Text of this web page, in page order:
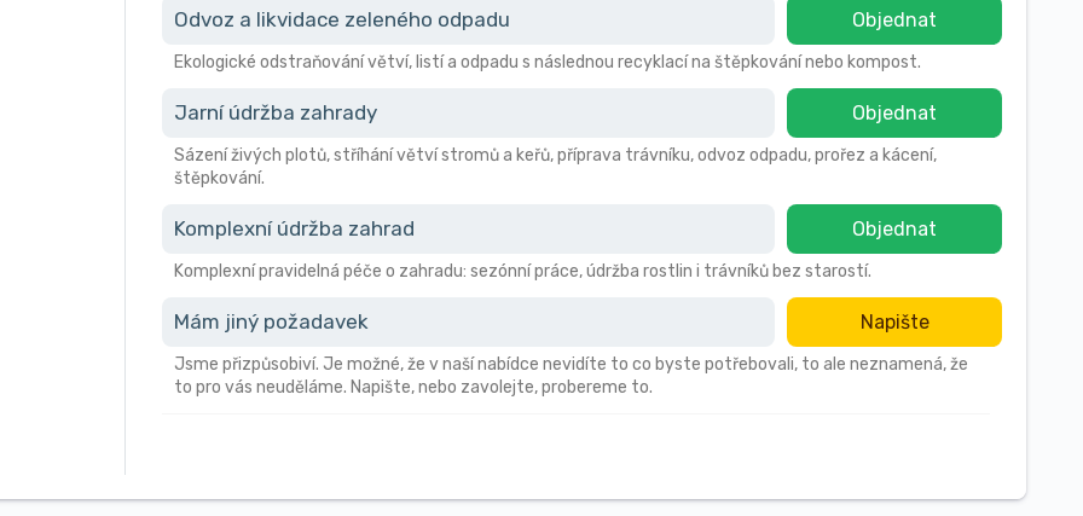
Odvoz a likvidace zeleného odpadu Objednat
Ekologické odstraňování větví, listí a odpadu s následnou recyklací na štěpkování nebo kompost.
Jarní údržba zahrady Objednat
Sázení živých plotů, stříhání větví stromů a keřů, příprava trávníku, odvoz odpadu, prořez a kácení,
štěpkování.
Komplexní údržba zahrad Objednat
Komplexní pravidelná péče o zahradu: sezónní práce, údržba rostlin i trávníků bez starostí.
Mám jiný požadavek Napište
Jsme přizpůsobiví. Je možné, že v naší nabídce nevidíte to co byste potřebovali, to ale neznamená, že
to pro vás neuděláme. Napište, nebo zavolejte, probereme to.